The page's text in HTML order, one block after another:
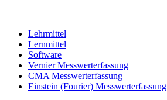
Lehrmittel
Lernmittel
Software
Vernier Messwerterfassung
CMA Messwerterfassung
Einstein (Fourier) Messwerterfassung